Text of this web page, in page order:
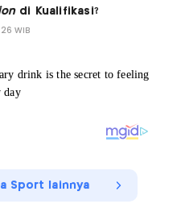
di Kualifikasi?
WIB
Sport lainnya